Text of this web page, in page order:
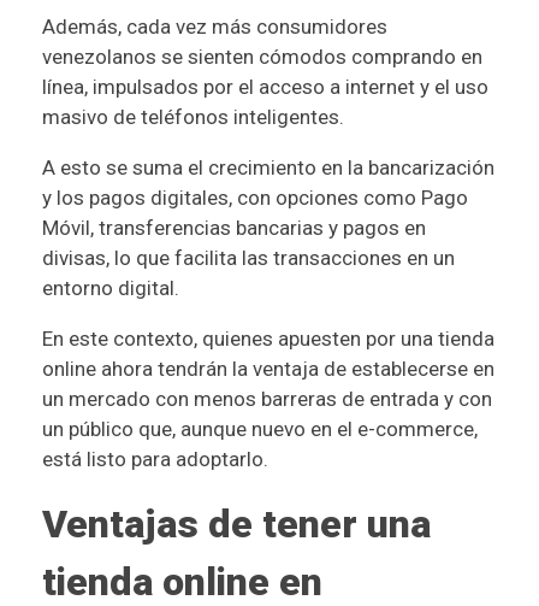
Además, cada vez más consumidores
venezolanos se sienten cómodos comprando en
línea, impulsados por el acceso a internet y el uso
masivo de teléfonos inteligentes.
A esto se suma el crecimiento en la bancarización
y los pagos digitales, con opciones como Pago
Móvil, transferencias bancarias y pagos en
divisas, lo que facilita las transacciones en un
entorno digital.
En este contexto, quienes apuesten por una tienda
online ahora tendrán la ventaja de establecerse en
un mercado con menos barreras de entrada y con
un público que, aunque nuevo en el e-commerce,
está listo para adoptarlo.
Ventajas de tener una
tienda online en